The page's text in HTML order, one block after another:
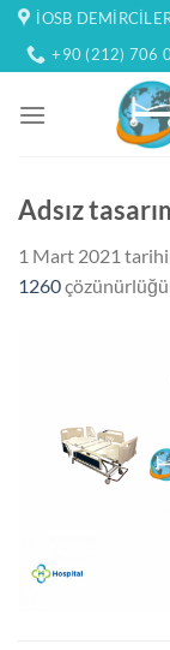
İçeriğe
atla
İOSB
+90 (212) 706
Adsız
1 Mart 2021
1260